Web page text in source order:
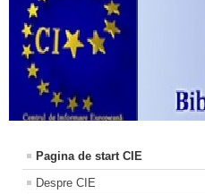
Pagina de start CIE
Despre CIE